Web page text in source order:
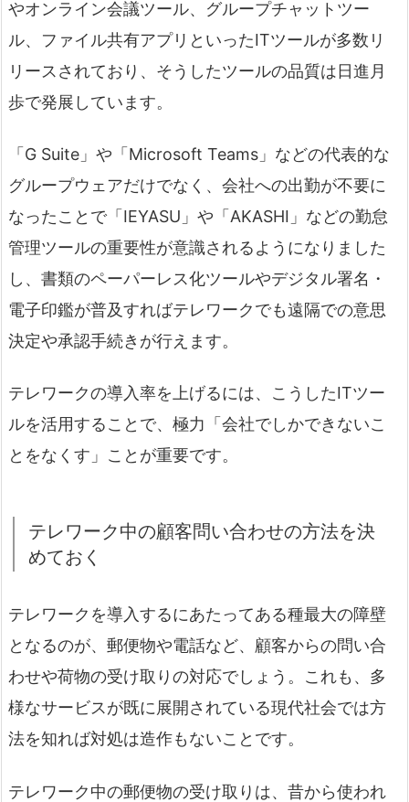
やオンライン会議ツール、グループチャットツー
ル、ファイル共有アプリといったITツールが多数リ
リースされており、そうしたツールの品質は日進月
歩で発展しています。
「G Suite」や「Microsoft Teams」などの代表的な
グループウェアだけでなく、会社への出勤が不要に
なったことで「IEYASU」や「AKASHI」などの勤怠
管理ツールの重要性が意識されるようになりました
し、書類のペーパーレス化ツールやデジタル署名・
電子印鑑が普及すればテレワークでも遠隔での意思
決定や承認手続きが行えます。
テレワークの導入率を上げるには、こうしたITツー
ルを活用することで、極力「会社でしかできないこ
とをなくす」ことが重要です。
テレワーク中の顧客問い合わせの方法を決
めておく
テレワークを導入するにあたってある種最大の障壁
となるのが、郵便物や電話など、顧客からの問い合
わせや荷物の受け取りの対応でしょう。これも、多
様なサービスが既に展開されている現代社会では方
法を知れば対処は造作もないことです。
テレワーク中の郵便物の受け取りは、昔から使われ